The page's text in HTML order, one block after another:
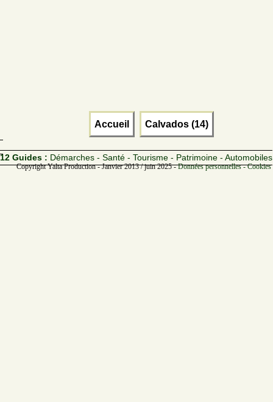
Accueil Calvados (14)
12 Guides : Démarches - Santé - Tourisme - Patrimoine - Automobiles
Copyright Yalta Production - Janvier 2013 / juin 2025 -Données personnelles -